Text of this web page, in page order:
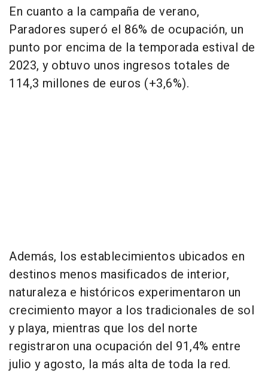
En cuanto a la campaña de verano,
Paradores superó el 86% de ocupación, un
punto por encima de la temporada estival de
2023, y obtuvo unos ingresos totales de
114,3 millones de euros (+3,6%).
Además, los establecimientos ubicados en
destinos menos masificados de interior,
naturaleza e históricos experimentaron un
crecimiento mayor a los tradicionales de sol
y playa, mientras que los del norte
registraron una ocupación del 91,4% entre
julio y agosto, la más alta de toda la red.